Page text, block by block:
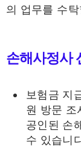
의 업무를 수
손해사정사
보험금 지
원 방문 조
공인된 손
수 있습니